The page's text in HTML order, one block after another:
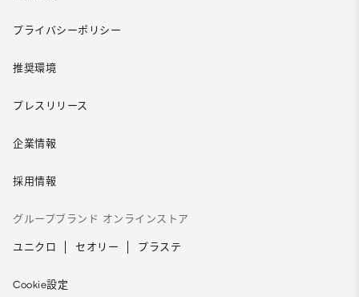
プライバシーポリシー
推奨環境
プレスリリース
企業情報
採用情報
グループブランド オンラインストア
ユニクロ セオリー プラステ
Cookie設定